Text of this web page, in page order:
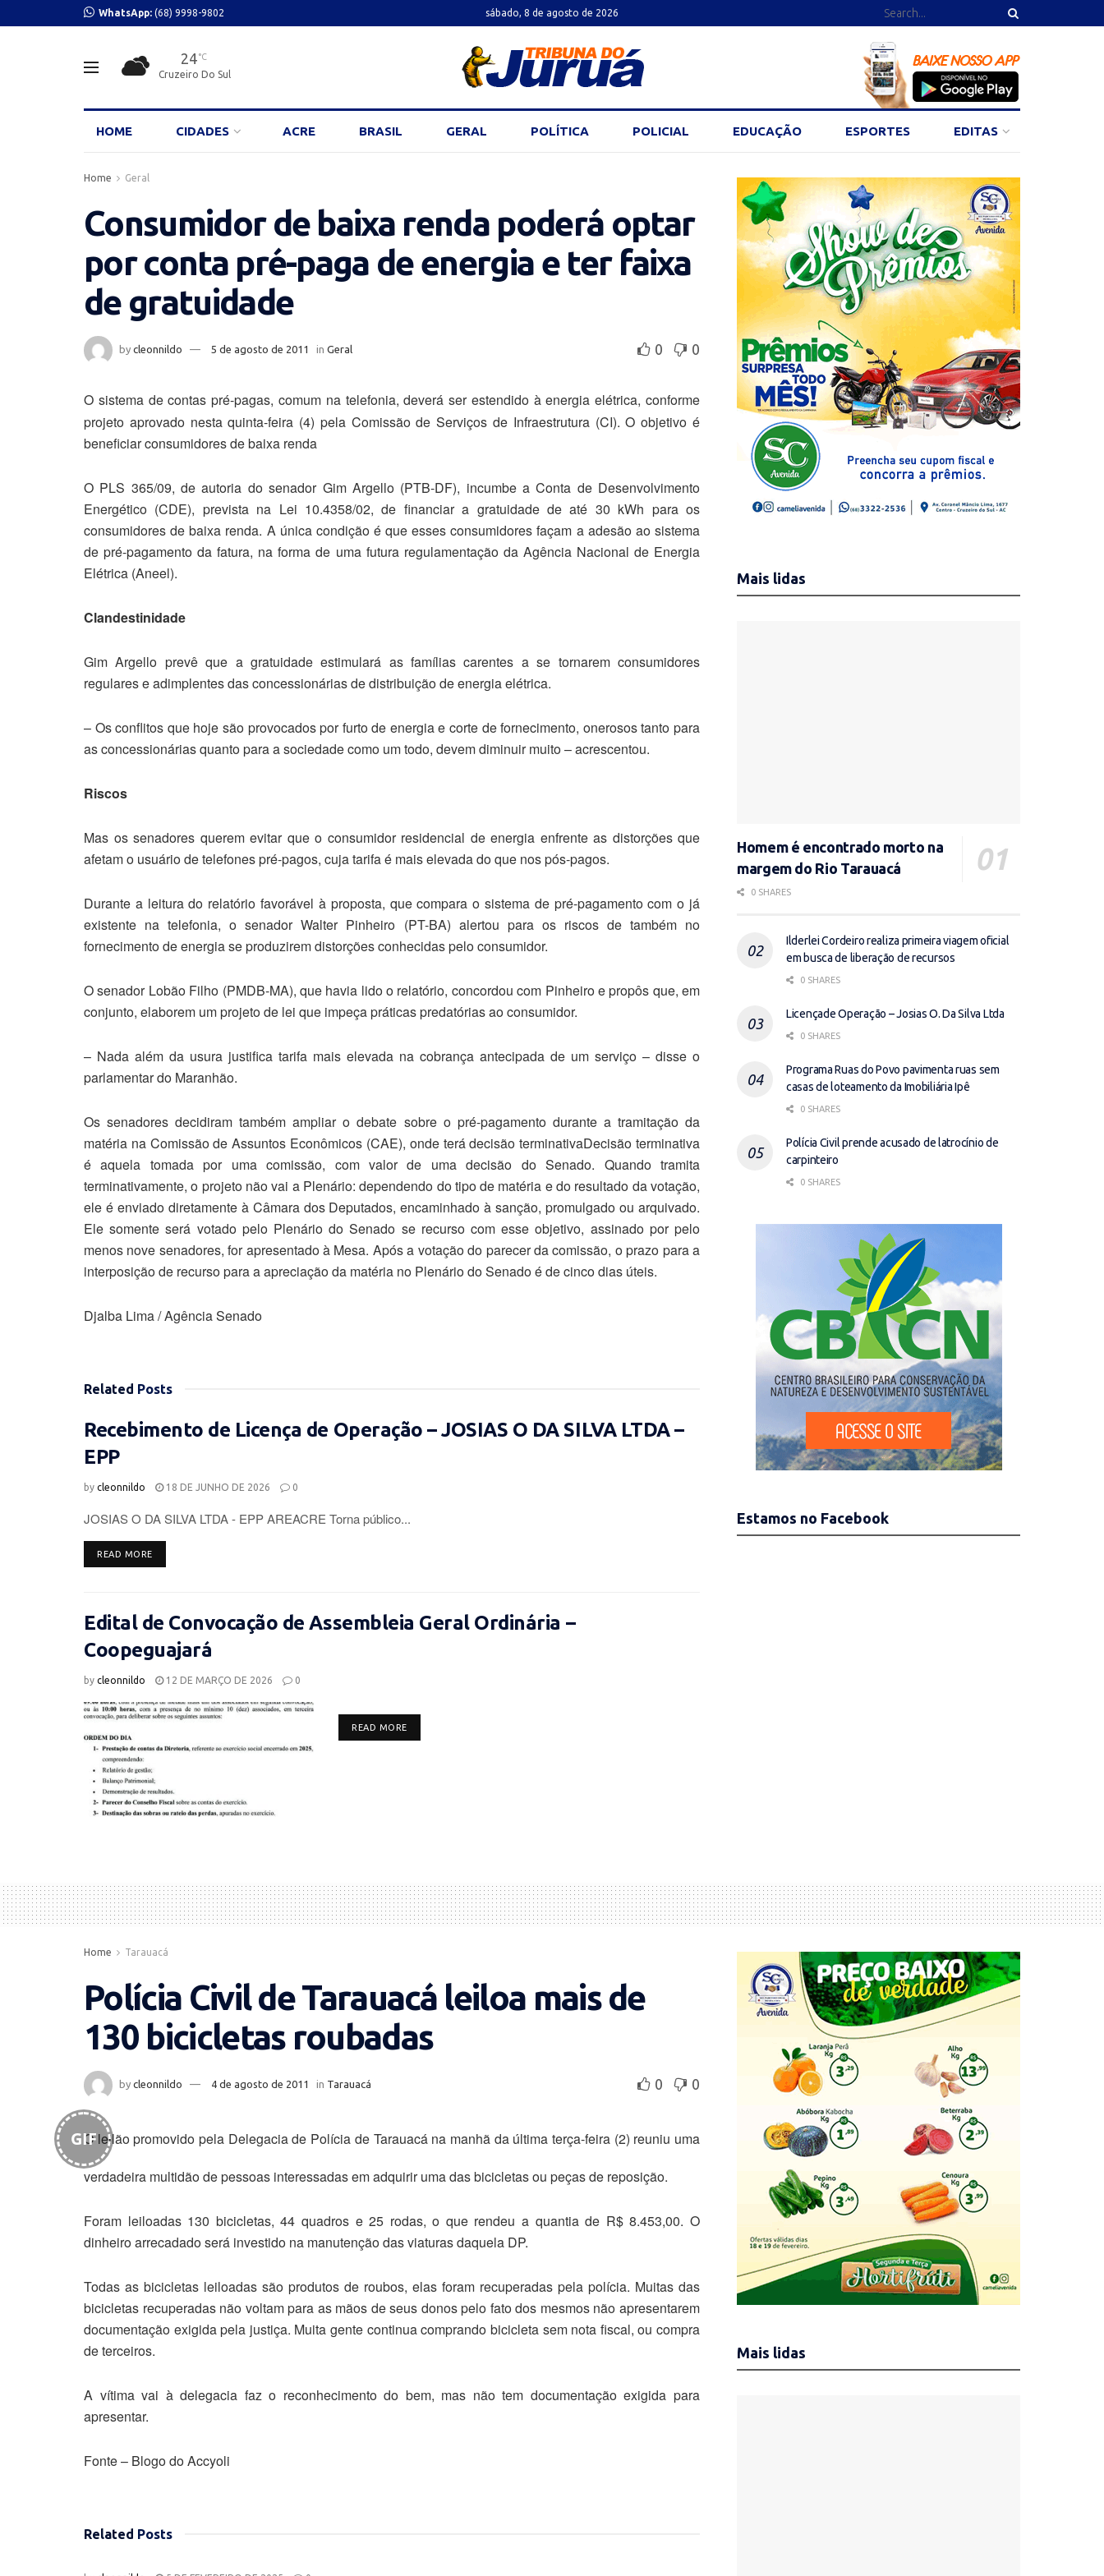
WhatsApp: (68) 9998-9802 sábado, 8 de agosto de 2026
24 °C
Cruzeiro Do Sul
HOME CIDADES ACRE BRASIL GERAL POLÍTICA POLICIAL EDUCAÇÃO ESPORTES EDITAS
Home Geral
Consumidor de baixa renda poderá optar
por conta pré-paga de energia e ter faixa
de gratuidade
by cleonnildo 5 de agosto de 2011 in Geral 0 0
O sistema de contas pré-pagas, comum na telefonia, deverá ser estendido à energia elétrica, conforme
projeto aprovado nesta quinta-feira (4) pela Comissão de Serviços de Infraestrutura (CI). O objetivo é
beneficiar consumidores de baixa renda
O PLS 365/09, de autoria do senador Gim Argello (PTB-DF), incumbe a Conta de Desenvolvimento
Energético (CDE), prevista na Lei 10.4358/02, de financiar a gratuidade de até 30 kWh para os
consumidores de baixa renda. A única condição é que esses consumidores façam a adesão ao sistema
de pré-pagamento da fatura, na forma de uma futura regulamentação da Agência Nacional de Energia
Elétrica (Aneel).
Clandestinidade
Gim Argello prevê que a gratuidade estimulará as famílias carentes a se tornarem consumidores
regulares e adimplentes das concessionárias de distribuição de energia elétrica.
– Os conflitos que hoje são provocados por furto de energia e corte de fornecimento, onerosos tanto para
as concessionárias quanto para a sociedade como um todo, devem diminuir muito – acrescentou.
Riscos
Mas os senadores querem evitar que o consumidor residencial de energia enfrente as distorções que
afetam o usuário de telefones pré-pagos, cuja tarifa é mais elevada do que nos pós-pagos.
Durante a leitura do relatório favorável à proposta, que compara o sistema de pré-pagamento com o já
existente na telefonia, o senador Walter Pinheiro (PT-BA) alertou para os riscos de também no
fornecimento de energia se produzirem distorções conhecidas pelo consumidor.
O senador Lobão Filho (PMDB-MA), que havia lido o relatório, concordou com Pinheiro e propôs que, em
conjunto, elaborem um projeto de lei que impeça práticas predatórias ao consumidor.
– Nada além da usura justifica tarifa mais elevada na cobrança antecipada de um serviço – disse o
parlamentar do Maranhão.
Os senadores decidiram também ampliar o debate sobre o pré-pagamento durante a tramitação da
matéria na Comissão de Assuntos Econômicos (CAE), onde terá decisão terminativaDecisão terminativa
é aquela tomada por uma comissão, com valor de uma decisão do Senado. Quando tramita
terminativamente, o projeto não vai a Plenário: dependendo do tipo de matéria e do resultado da votação,
ele é enviado diretamente à Câmara dos Deputados, encaminhado à sanção, promulgado ou arquivado.
Ele somente será votado pelo Plenário do Senado se recurso com esse objetivo, assinado por pelo
menos nove senadores, for apresentado à Mesa. Após a votação do parecer da comissão, o prazo para a
interposição de recurso para a apreciação da matéria no Plenário do Senado é de cinco dias úteis.
Djalba Lima / Agência Senado
Related Posts
Recebimento de Licença de Operação – JOSIAS O DA SILVA LTDA –
EPP
by cleonnildo 18 DE JUNHO DE 2026 0
JOSIAS O DA SILVA LTDA - EPP AREACRE Torna público...
READ MOREDETAILS
Edital de Convocação de Assembleia Geral Ordinária –
Coopeguajará
by cleonnildo 12 DE MARÇO DE 2026 0
READ MOREDETAILS
Mais lidas
Homem é encontrado morto na
margem do Rio Tarauacá
0 SHARES
Ilderlei Cordeiro realiza primeira viagem oficial
em busca de liberação de recursos
0 SHARES
Licençade Operação – Josias O. Da Silva Ltda
0 SHARES
Programa Ruas do Povo pavimenta ruas sem
casas de loteamento da Imobiliária Ipê
0 SHARES
Polícia Civil prende acusado de latrocínio de
carpinteiro
0 SHARES
Estamos no Facebook
Home Tarauacá
Polícia Civil de Tarauacá leiloa mais de
130 bicicletas roubadas
by cleonnildo 4 de agosto de 2011 in Tarauacá 0 0
GIFO leilão promovido pela Delegacia de Polícia de Tarauacá na manhã da última terça-feira (2) reuniu uma
verdadeira multidão de pessoas interessadas em adquirir uma das bicicletas ou peças de reposição.
Foram leiloadas 130 bicicletas, 44 quadros e 25 rodas, o que rendeu a quantia de R$ 8.453,00. O
dinheiro arrecadado será investido na manutenção das viaturas daquela DP.
Todas as bicicletas leiloadas são produtos de roubos, elas foram recuperadas pela polícia. Muitas das
bicicletas recuperadas não voltam para as mãos de seus donos pelo fato dos mesmos não apresentarem
documentação exigida pela justiça. Muita gente continua comprando bicicleta sem nota fiscal, ou compra
de terceiros.
A vítima vai à delegacia faz o reconhecimento do bem, mas não tem documentação exigida para
apresentar.
Fonte – Blogo do Accyoli
Related Posts
Mais lidas